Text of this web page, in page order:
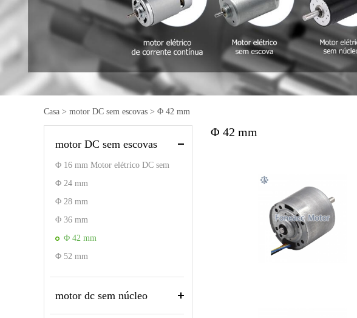
Casa > motor DC sem escovas > Φ 42 mm
motor DC sem escovas
Φ 16 mm Motor elétrico DC sem
escova inrunner com driver
Φ 24 mm
Φ 28 mm
Φ 36 mm
Φ 42 mm
Φ 52 mm
motor dc sem núcleo
Φ 42 mm